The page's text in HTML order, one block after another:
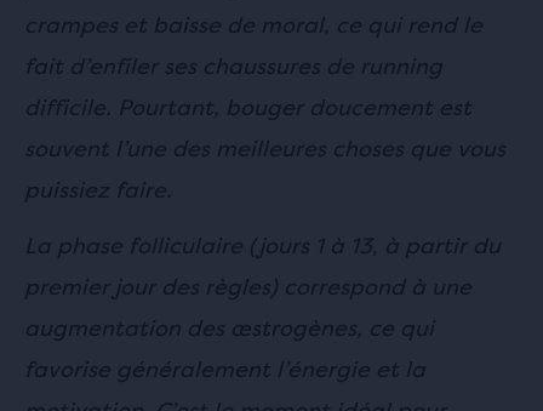
crampes et baisse de moral, ce qui rend le
fait d’enfiler ses chaussures de running
difficile. Pourtant, bouger doucement est
souvent l’une des meilleures choses que vous
puissiez faire.
La phase folliculaire (jours 1 à 13, à partir du
premier jour des règles) correspond à une
augmentation des œstrogènes, ce qui
favorise généralement l’énergie et la